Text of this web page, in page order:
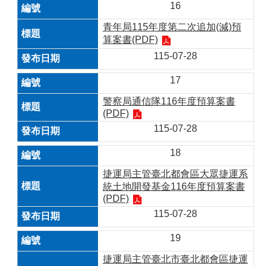
16
青年局115年度第二次追加(減)預
算案書(PDF)
115-07-28
17
警察局通信隊116年度預算案書
(PDF)
115-07-28
18
捷運局主管臺北都會區大眾捷運系
統土地開發基金116年度預算案書
(PDF)
115-07-28
19
捷運局主管臺北市臺北都會區捷運